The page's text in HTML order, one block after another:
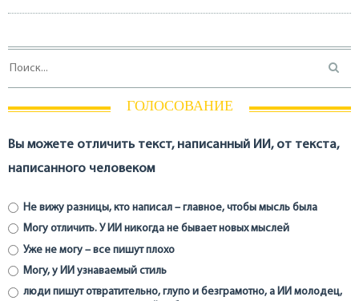
ГОЛОСОВАНИЕ
Вы можете отличить текст, написанный ИИ, от текста,
написанного человеком
Не вижу разницы, кто написал – главное, чтобы мысль была
Могу отличить. У ИИ никогда не бывает новых мыслей
Уже не могу – все пишут плохо
Могу, у ИИ узнаваемый стиль
люди пишут отвратительно, глупо и безграмотно, а ИИ молодец,